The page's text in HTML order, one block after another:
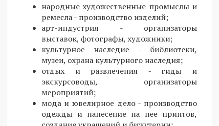
народные художественные промыслы и
ремесла - производство изделий;
арт-индустрия - организаторы
выставок, фотографы, художники;
культурное наследие - библиотеки,
музеи, охрана культурного наследия;
отдых и развлечения - гиды и
экскурсоводы, организаторы
мероприятий;
мода и ювелирное дело - производство
одежды и нанесение на нее принтов,